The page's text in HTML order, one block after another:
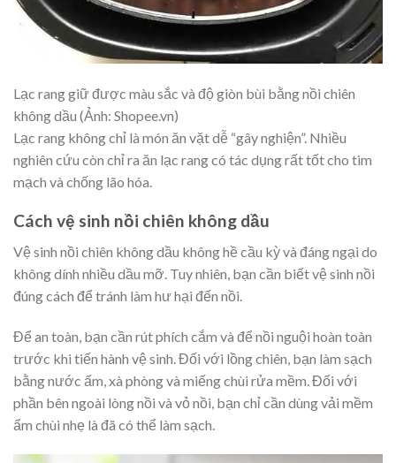
Lạc rang giữ được màu sắc và độ giòn bùi bằng nồi chiên
không dầu (Ảnh: Shopee.vn)
Lạc rang không chỉ là món ăn vặt dễ “gây nghiện”. Nhiều
nghiên cứu còn chỉ ra ăn lạc rang có tác dụng rất tốt cho tim
mạch và chống lão hóa.
Cách vệ sinh nồi chiên không dầu
Vệ sinh nồi chiên không dầu không hề cầu kỳ và đáng ngại do
không dính nhiều dầu mỡ. Tuy nhiên, bạn cần biết vệ sinh nồi
đúng cách để tránh làm hư hại đến nồi.
Để an toàn, bạn cần rút phích cắm và để nồi nguội hoàn toàn
trước khi tiến hành vệ sinh. Đối với lồng chiên, bạn làm sạch
bằng nước ấm, xà phòng và miếng chùi rửa mềm. Đối với
phần bên ngoài lòng nồi và vỏ nồi, bạn chỉ cần dùng vải mềm
ẩm chùi nhẹ là đã có thể làm sạch.